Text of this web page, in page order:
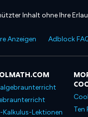
Inhalt ohne Ihre
Anzeigen Adblock
Kalkulus-Lektionen
Ten